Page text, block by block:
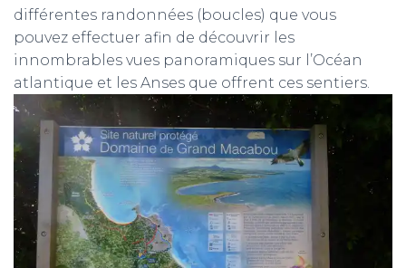
différentes randonnées (boucles) que vous
pouvez effectuer afin de découvrir les
innombrables vues panoramiques sur l’Océan
atlantique et les Anses que offrent ces sentiers.